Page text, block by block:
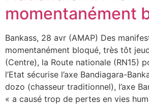
momentanément
Bankass, 28 avr (AMAP) Des
momentanément bloqué, très tôt
(Centre), la Route nationale (RN15)
l’Etat sécurise l’axe Bandiagara-
dozo (chasseur traditionnel), l’axe
« a causé trop de pertes en vies